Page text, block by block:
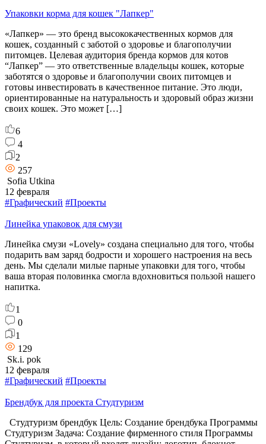
Упаковки корма для кошек "Лапкер"
«Лапкер» — это бренд высококачественных кормов для
кошек, созданный с заботой о здоровье и благополучии
питомцев. Целевая аудитория бренда кормов для котов
“Лапкер” — это ответственные владельцы кошек, которые
заботятся о здоровье и благополучии своих питомцев и
готовы инвестировать в качественное питание. Это люди,
ориентированные на натуральность и здоровый образ жизни
своих кошек. Это может […]
6
4
2
257
Sofia Utkina
12 февраля
#Графический #Проекты
Линейка упаковок для смузи
Линейка смузи «Lovely» создана специально для того, чтобы
подарить вам заряд бодрости и хорошего настроения на весь
день. Мы сделали милые парные упаковки для того, чтобы
ваша вторая половинка смогла вдохновиться пользой нашего
напитка.
1
0
1
129
Sk.i. pok
12 февраля
#Графический #Проекты
Брендбук для проекта Студтуризм
Студтуризм брендбук Цель: Создание брендбука Программы
Студтуризм Задача: Создание фирменного стиля Программы